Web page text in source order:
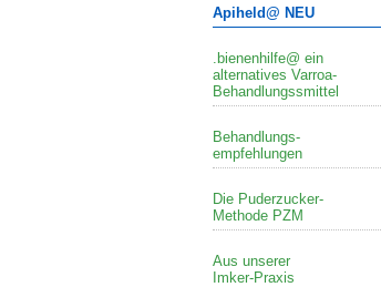
Apiheld@ NEU
.bienenhilfe@ ein
alternatives Varroa-
Behandlungssmittel
Behandlungs-
empfehlungen
Die Puderzucker-
Methode PZM
Aus unserer
Imker-Praxis